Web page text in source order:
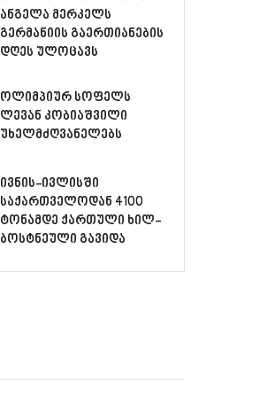
ანგელა მერკელს
გერმანიის გაერთიანების
დღეს ულოცავს
ოლიმპიურ სოფელს
ლევან კობიაშვილი
უხელმძღვანელებს
ივნის-ივლისში
საქართველოდან 4100
ტონამდე ქართული ხილ-
ბოსტნეული გავიდა